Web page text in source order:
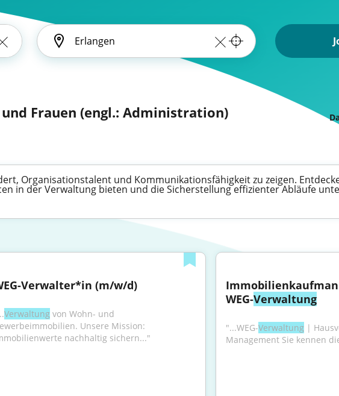
Frauen (engl.: Administration)
Organisationstalent und Kommunikationsfähigkeit zu zeigen.
in der Verwaltung bieten und die Sicherstellung effizienter Abläufe
Verwalter*in (m/w/d)
Verwaltung von Wohn- und
Unsere Mission:
nachhaltig sichern..."
WEG-Verwaltung
"...WEG-Verwaltung |
Management Sie kennen